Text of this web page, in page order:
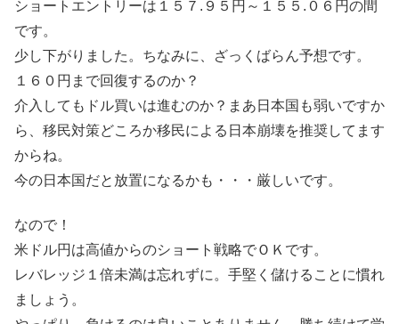
ショートエントリーは１５７.９５円～１５５.０６円の間
です。
少し下がりました。ちなみに、ざっくばらん予想です。
１６０円まで回復するのか？
介入してもドル買いは進むのか？まあ日本国も弱いですか
ら、移民対策どころか移民による日本崩壊を推奨してます
からね。
今の日本国だと放置になるかも・・・厳しいです。
なので！
米ドル円は高値からのショート戦略でＯＫです。
レバレッジ１倍未満は忘れずに。手堅く儲けることに慣れ
ましょう。